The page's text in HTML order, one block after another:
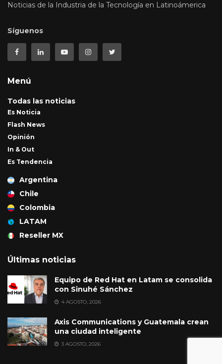
Noticias de la Industria de la Tecnología en Latinoámerica
Síguenos
Menú
Todas las noticias
Es Noticia
Flash News
Opinión
In & Out
Es Tendencia
Argentina
Chile
Colombia
LATAM
Reseller MX
Últimas noticias
Equipo de Red Hat en Latam se consolida
con Sinuhé Sánchez
4 AGOSTO, 2026
Axis Communications y Guatemala crean
una ciudad inteligente
3 AGOSTO, 2026